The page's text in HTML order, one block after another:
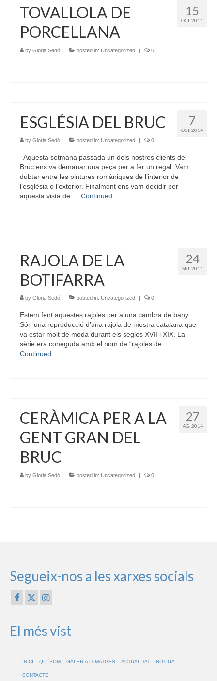
15
OCT. 2014
TOVALLOLA DE
PORCELLANA
by Gloria Sedó | posted in: Uncategorized | 0
7
OCT. 2014
ESGLÉSIA DEL BRUC
by Gloria Sedó | posted in: Uncategorized | 0
Aquesta setmana passada un dels nostres clients del
Bruc ens va demanar una peça per a fer un regal. Vam
dubtar entre les pintures romàniques de l’interior de
l’església o l’exterior. Finalment ens vam decidir per
aquesta vista de … Continued
24
SET. 2014
RAJOLA DE LA
BOTIFARRA
by Gloria Sedó posted in: Uncategorized 0
Estem fent aquestes rajoles per a una cambra de bany.
Són una reproducció d’una rajola de mostra catalana que
va estar molt de moda durant els segles XVII i XIX. La
sèrie era coneguda amb el nom de “rajoles de …
Continued
27
AG. 2014
CERÀMICA PER A LA
GENT GRAN DEL
BRUC
by Gloria Sedó | posted in: Uncategorized | 0
Segueix-nos a les xarxes socials
El més vist
INICI QUI SOM GALERIA D’IMATGES ACTUALITAT BOTIGA
CONTACTE